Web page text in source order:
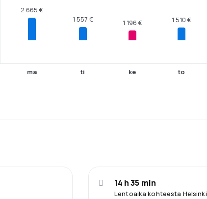
2 665 €
ma
1 557 €
ti
1 196 €
ke
1 510 €
to
Lentoaika kohteesta Helsinki
14 h 35 min